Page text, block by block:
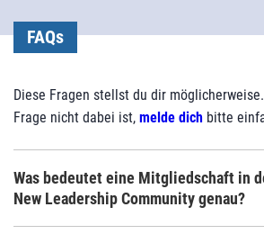
FAQs
Diese Fragen stellst du dir
Frage nicht dabei ist, melde dich bitte
Was bedeutet eine Mitgliedschaft in
New Leadership Community genau?